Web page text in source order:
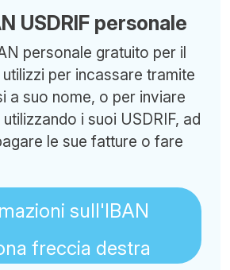
USDRIF personale
personale gratuito per il
per incassare tramite
a suo nome, o per inviare
i suoi USDRIF, ad
le sue fatture o fare
sull'IBAN